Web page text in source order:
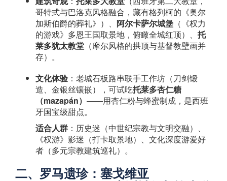
哥特式与巴洛克风格融合，藏有格列柯的《奥尔
加斯伯爵的葬礼》）、 阿尔卡萨尔城堡 （《权力
的游戏》多恩王国取景地，俯瞰全城红顶）、 托
莱多犹太教堂 （摩尔风格的拱顶与基督教壁画并
存）。
文化体验 ：老城石板路串联手工作坊（刀剑锻
造、金银丝镶嵌），可试吃托莱多杏仁糖
（mazapán） ——用杏仁粉与蜂蜜制成，是西班
牙国宝级甜点。
适合人群 ：历史迷（中世纪宗教与文明交融）、
《权游》影迷（打卡取景地）、文化深度游爱好
者（多元宗教建筑巡礼）。
二、罗马遗珍：塞戈维亚